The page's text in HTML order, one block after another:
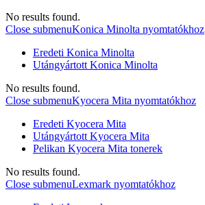
No results found.
Close submenuKonica Minolta nyomtatókhoz
Eredeti Konica Minolta
Utángyártott Konica Minolta
No results found.
Close submenuKyocera Mita nyomtatókhoz
Eredeti Kyocera Mita
Utángyártott Kyocera Mita
Pelikan Kyocera Mita tonerek
No results found.
Close submenuLexmark nyomtatókhoz